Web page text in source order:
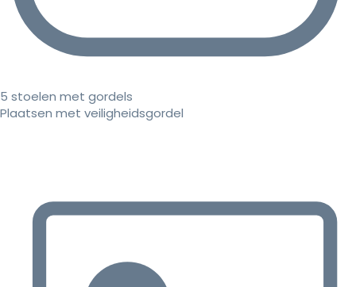
5 stoelen met gordels
Plaatsen met veiligheidsgordel